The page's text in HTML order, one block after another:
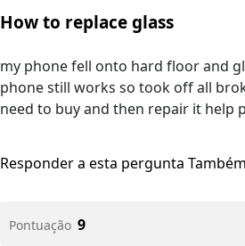
How to replace glass
my phone fell onto hard floor and
phone still works so took off all
need to buy and then repair it help
Responder a esta pergunta
Pontuação 9